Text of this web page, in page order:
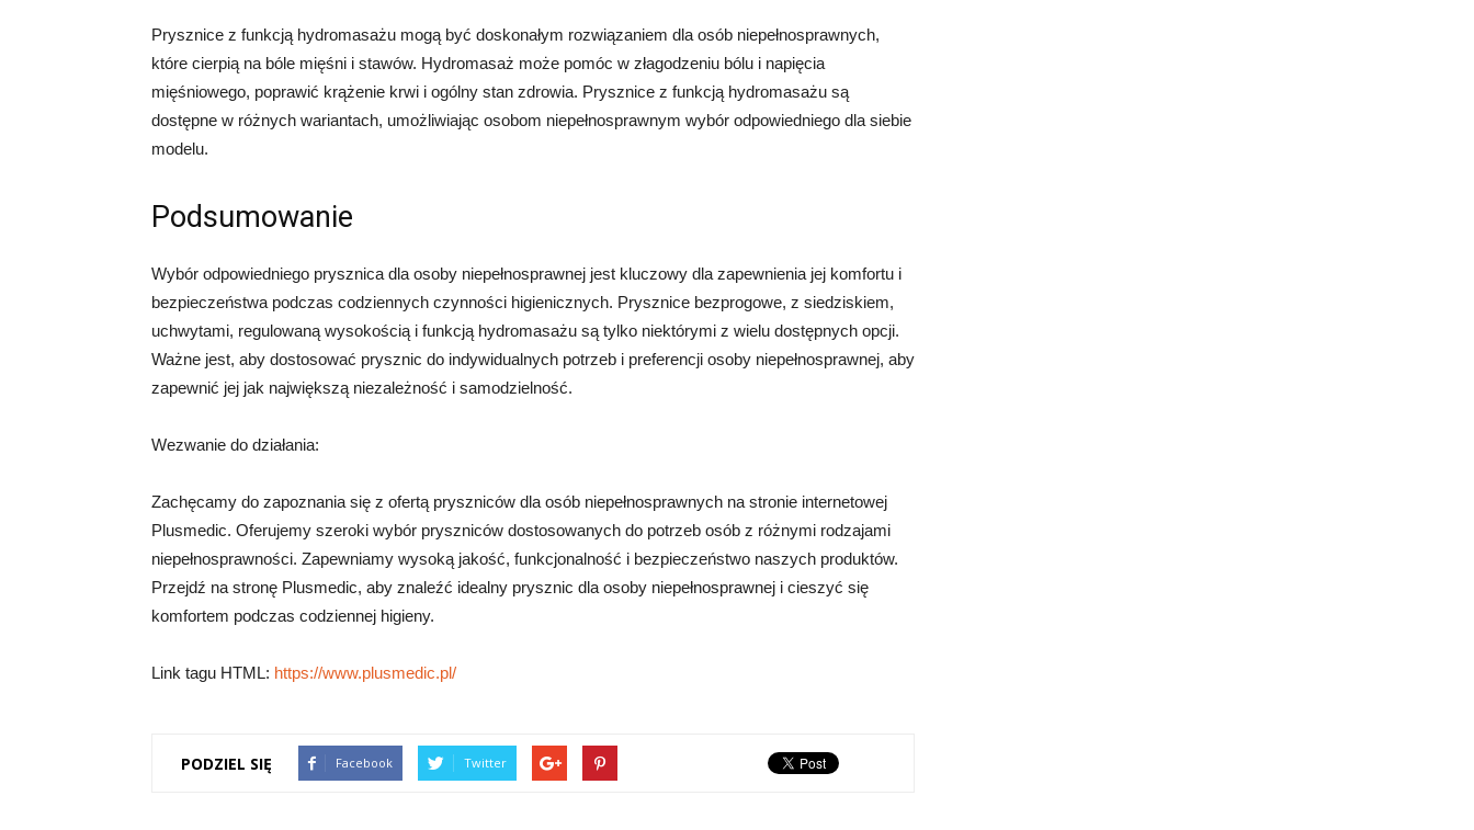
Prysznice z funkcją hydromasażu mogą być doskonałym rozwiązaniem dla osób niepełnosprawnych,
które cierpią na bóle mięśni i stawów. Hydromasaż może pomóc w złagodzeniu bólu i napięcia
mięśniowego, poprawić krążenie krwi i ogólny stan zdrowia. Prysznice z funkcją hydromasażu są
dostępne w różnych wariantach, umożliwiając osobom niepełnosprawnym wybór odpowiedniego dla siebie
modelu.
Podsumowanie
Wybór odpowiedniego prysznica dla osoby niepełnosprawnej jest kluczowy dla zapewnienia jej komfortu i
bezpieczeństwa podczas codziennych czynności higienicznych. Prysznice bezprogowe, z siedziskiem,
uchwytami, regulowaną wysokością i funkcją hydromasażu są tylko niektórymi z wielu dostępnych opcji.
Ważne jest, aby dostosować prysznic do indywidualnych potrzeb i preferencji osoby niepełnosprawnej, aby
zapewnić jej jak największą niezależność i samodzielność.
Wezwanie do działania:
Zachęcamy do zapoznania się z ofertą pryszniców dla osób niepełnosprawnych na stronie internetowej
Plusmedic. Oferujemy szeroki wybór pryszniców dostosowanych do potrzeb osób z różnymi rodzajami
niepełnosprawności. Zapewniamy wysoką jakość, funkcjonalność i bezpieczeństwo naszych produktów.
Przejdź na stronę Plusmedic, aby znaleźć idealny prysznic dla osoby niepełnosprawnej i cieszyć się
komfortem podczas codziennej higieny.
Link tagu HTML: https://www.plusmedic.pl/
PODZIEL SIĘ Facebook Twitter